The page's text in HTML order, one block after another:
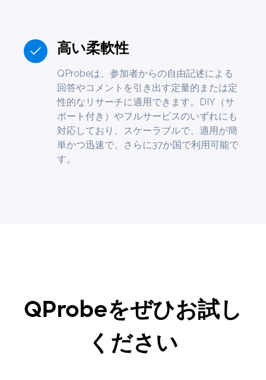
高い柔軟性
QProbeは、参加者からの自由記述による
回答やコメントを引き出す定量的または定
性的なリサーチに適用できます。DIY（サ
ポート付き）やフルサービスのいずれにも
対応しており、スケーラブルで、適用が簡
単かつ迅速で、さらに37か国で利用可能で
す。
QProbeをぜひお試し
ください